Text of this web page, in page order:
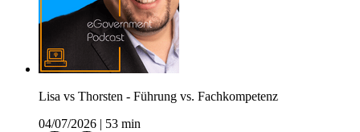
Lisa vs Thorsten - Führung vs. Fachkompetenz
04/07/2026
53 min